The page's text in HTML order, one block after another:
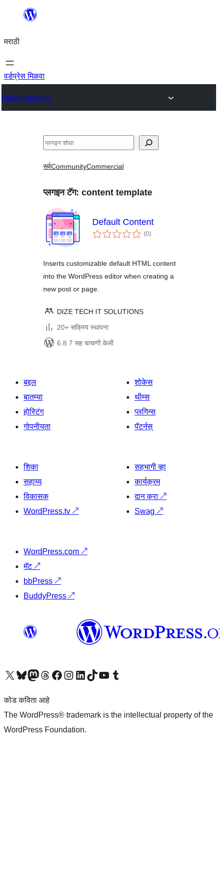
सामुग्रीवर
मराठी
वर्डप्रेस मिळवा
Plugin Directory
शोधा
सर्वCommunityCommercial
प्लगइन टॅग: content template
Default Content
(0एकूण
मूल्यांकन
)
Inserts customizable default HTML content
into the WordPress editor when creating a
new post or page.
DIZE TECH IT SOLUTIONS
20+ सक्रिय स्थापना
6.8.7 सह चाचणी केली
बद्दल
बातम्या
होस्टिंग
गोपनीयता
शोकेस
थीम्स
प्लगिन्स
पॅटर्नस्
शिका
सहाय्य
विकासक
WordPress.tv ↗
सहभागी व्हा
कार्यक्रम
दान करा ↗
Swag ↗
WordPress.com ↗
मॅट↗
bbPress ↗
BuddyPress ↗
आमच्या X (एक्स) (पूर्वीचे ट्विटर) खात्याला भेट द्या आमच्या ब्लूस्की खात्याला भेट द्या.आमच्या Mastodon खात्याला भेट द्या.आमच्या थ्रेड्स खात्याला भेट द्या. आमच्या फेसबुक पेजला भेट द्या आमच्या इंस्टाग्राम खात्याला भेट द्या आमच्या लिंक्डइन खात्याला भेट द्या आमच्या टिकटॉक अकाउंटला भेट द्या.आमच्या यूट्यूब चॅनेलला भेट द्या आमच्या टंबलर खात्याला भेट द्या.
कोड कविता आहे
The WordPress® trademark is the intellectual property of the
WordPress Foundation.